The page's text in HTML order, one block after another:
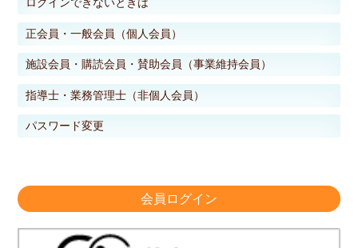
ログインできないときは
正会員・一般会員（個人会員）
施設会員・購読会員・賛助会員（事業維持会員）
指導士・業務管理士（非個人会員）
パスワード変更
会員ログイン